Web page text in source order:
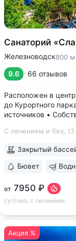
Санаторий
Железноводск800 м
9.6 66 отзывов
Расположен в
до Курортного
источников •
только здесь.
С лечением и без,
от 7950 ₽
сут/чел, с лечением
Закрытый
Бювет
Акция %